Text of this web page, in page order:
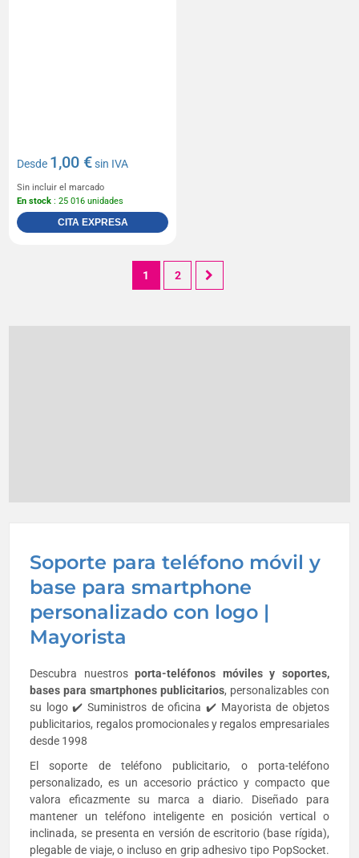
Soporte para teléfono móvil y
base para smartphone
personalizado con logo |
Mayorista
Descubra nuestrosporta-teléfonos móviles y soportes,
bases para smartphones publicitarios, personalizables con
su logo ✔️ Suministros de oficina ✔️ Mayorista de objetos
publicitarios, regalos promocionales y regalos empresariales
desde 1998
El soporte de teléfono publicitario, o porta-teléfono
personalizado, es un accesorio práctico y compacto que
valora eficazmente su marca a diario. Diseñado para
mantener un teléfono inteligente en posición vertical o
inclinada, se presenta en versión de escritorio (base rígida),
plegable de viaje, o incluso en grip adhesivo tipo PopSocket.
Desde 1,00 €sin IVA
Sin incluir el marcado
En stock : 25 016 unidades
CITA EXPRESA
1 2